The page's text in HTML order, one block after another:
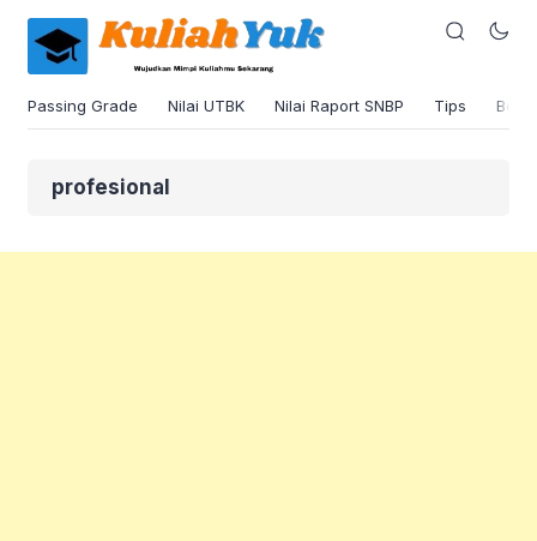
Passing Grade Nilai UTBK Nilai Raport SNBP Tips
profesional